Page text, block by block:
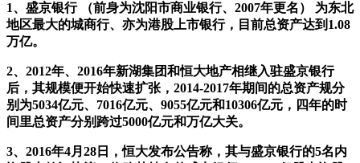
1、盛京银行 （前身为沈阳市商业银行、2007年更名） 为东北
地区最大的城商行、亦为港股上市银行，目前总资产达到1.08
万亿。
2、2012年、2016年新湖集团和恒大地产相继入驻盛京银行
后，其规模便开始快速扩张，2014-2017年期间的总资产规分
别为5034亿元、7016亿元、9055亿元和10306亿元，四年的时
间里总资产分别跨过5000亿元和万亿大关。
3、2016年4月28日，恒大发布公告称，其与盛京银行的5名内